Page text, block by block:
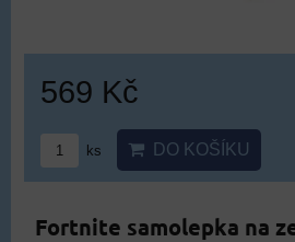
569 Kč
ks DO KOŠÍKU
Fortnite samolepka na